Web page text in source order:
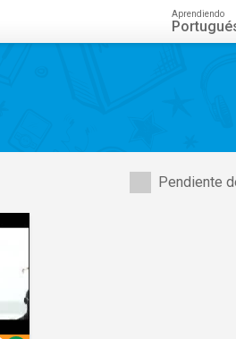
Aprendiendo
Pendiente